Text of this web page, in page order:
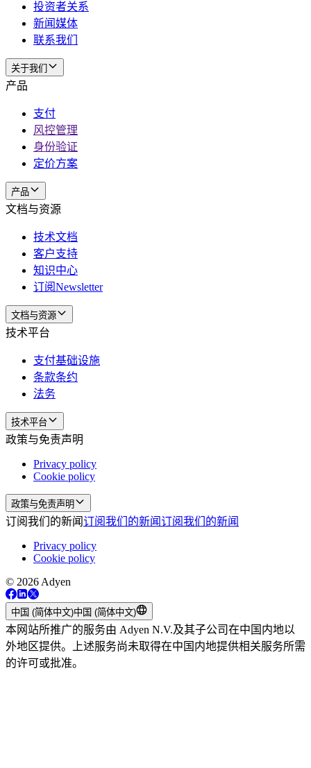
投资者关系
新闻媒体
联系我们
关于我们
产品
支付
风控管理
身份验证
定价方案
产品
文档与资源
技术文档
客户支持
知识中心
订阅Newsletter
文档与资源
技术平台
支付基础设施
条款条约
法务
技术平台
政策与免责声明
Privacy policy
Cookie policy
政策与免责声明
订阅我们的新闻订阅我们的新闻订阅我们的新闻
Privacy policy
Cookie policy
© 2026 Adyen
中国 (简体中文)中国 (简体中文)
本网站所推广的服务由 Adyen N.V.及其子公司在中国内地以
外地区提供。上述服务尚未取得在中国内地提供相关服务所需
的许可或批准。